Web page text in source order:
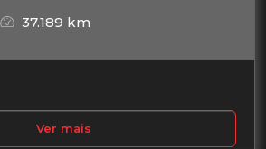
37.189 km
Ver mais